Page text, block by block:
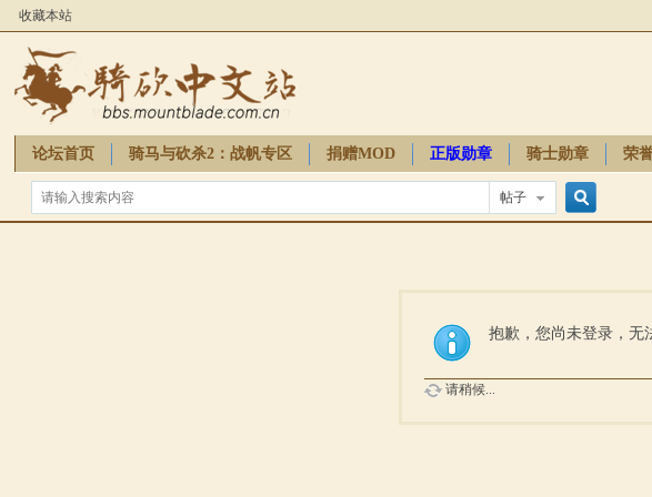
收藏本站
论坛首页 骑马与砍杀2：战帆专区 捐赠MOD 正版勋章 骑士勋章 荣
骑砍周边
帖子
索
抱歉，您尚未登录，无
请稍候...